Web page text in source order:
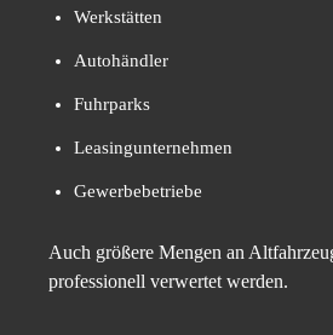
Werkstätten
Autohändler
Fuhrparks
Leasingunternehmen
Gewerbebetriebe
Auch größere Mengen an
professionell verwertet werden.